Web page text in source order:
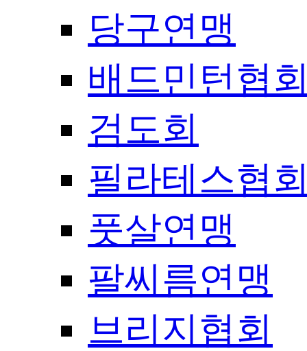
당구연맹
배드민턴협
검도회
필라테스협
풋살연맹
팔씨름연맹
브리지협회